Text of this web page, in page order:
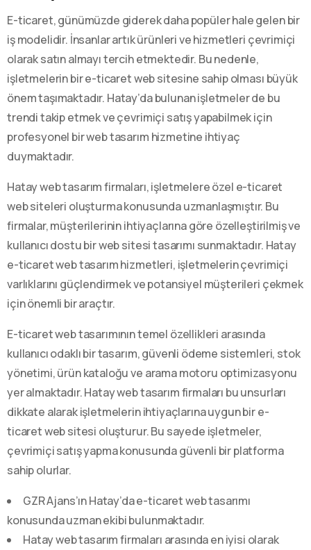
E-ticaret, günümüzde giderek daha popüler hale gelen bir
iş modelidir. İnsanlar artık ürünleri ve hizmetleri çevrimiçi
olarak satın almayı tercih etmektedir. Bu nedenle,
işletmelerin bir e-ticaret web sitesine sahip olması büyük
önem taşımaktadır. Hatay’da bulunan işletmeler de bu
trendi takip etmek ve çevrimiçi satış yapabilmek için
profesyonel bir web tasarım hizmetine ihtiyaç
duymaktadır.
Hatay web tasarım firmaları, işletmelere özel e-ticaret
web siteleri oluşturma konusunda uzmanlaşmıştır. Bu
firmalar, müşterilerinin ihtiyaçlarına göre özelleştirilmiş ve
kullanıcı dostu bir web sitesi tasarımı sunmaktadır. Hatay
e-ticaret web tasarım hizmetleri, işletmelerin çevrimiçi
varlıklarını güçlendirmek ve potansiyel müşterileri çekmek
için önemli bir araçtır.
E-ticaret web tasarımının temel özellikleri arasında
kullanıcı odaklı bir tasarım, güvenli ödeme sistemleri, stok
yönetimi, ürün kataloğu ve arama motoru optimizasyonu
yer almaktadır. Hatay web tasarım firmaları bu unsurları
dikkate alarak işletmelerin ihtiyaçlarına uygun bir e-
ticaret web sitesi oluşturur. Bu sayede işletmeler,
çevrimiçi satış yapma konusunda güvenli bir platforma
sahip olurlar.
GZR Ajans’ın Hatay’da e-ticaret web tasarımı
konusunda uzman ekibi bulunmaktadır.
Hatay web tasarım firmaları arasında en iyisi olarak